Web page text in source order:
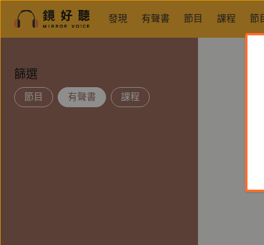
發現 有聲書 節目 課程 節
篩選
節目 有聲書 課程